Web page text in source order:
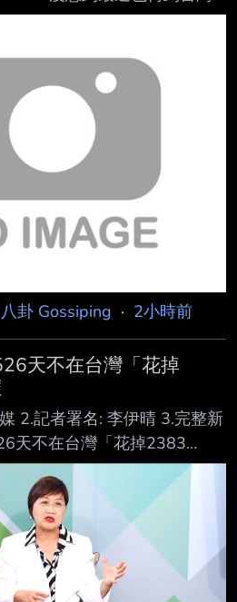
明兩岸一家親，都用順起來
八卦 Gossiping · 2小時前
天不在台灣「花掉
2.記者署名: 李伊晴 3.完整新
天不在台灣「花掉2383
休假」兼過年，本人出面回應
: 僑務委員會委員長徐佳青的
引發政壇風波。台灣民眾黨立
數據指稱，徐佳青自民國111
天數已高達526天，總計花費
3872元，平均每年有將近三